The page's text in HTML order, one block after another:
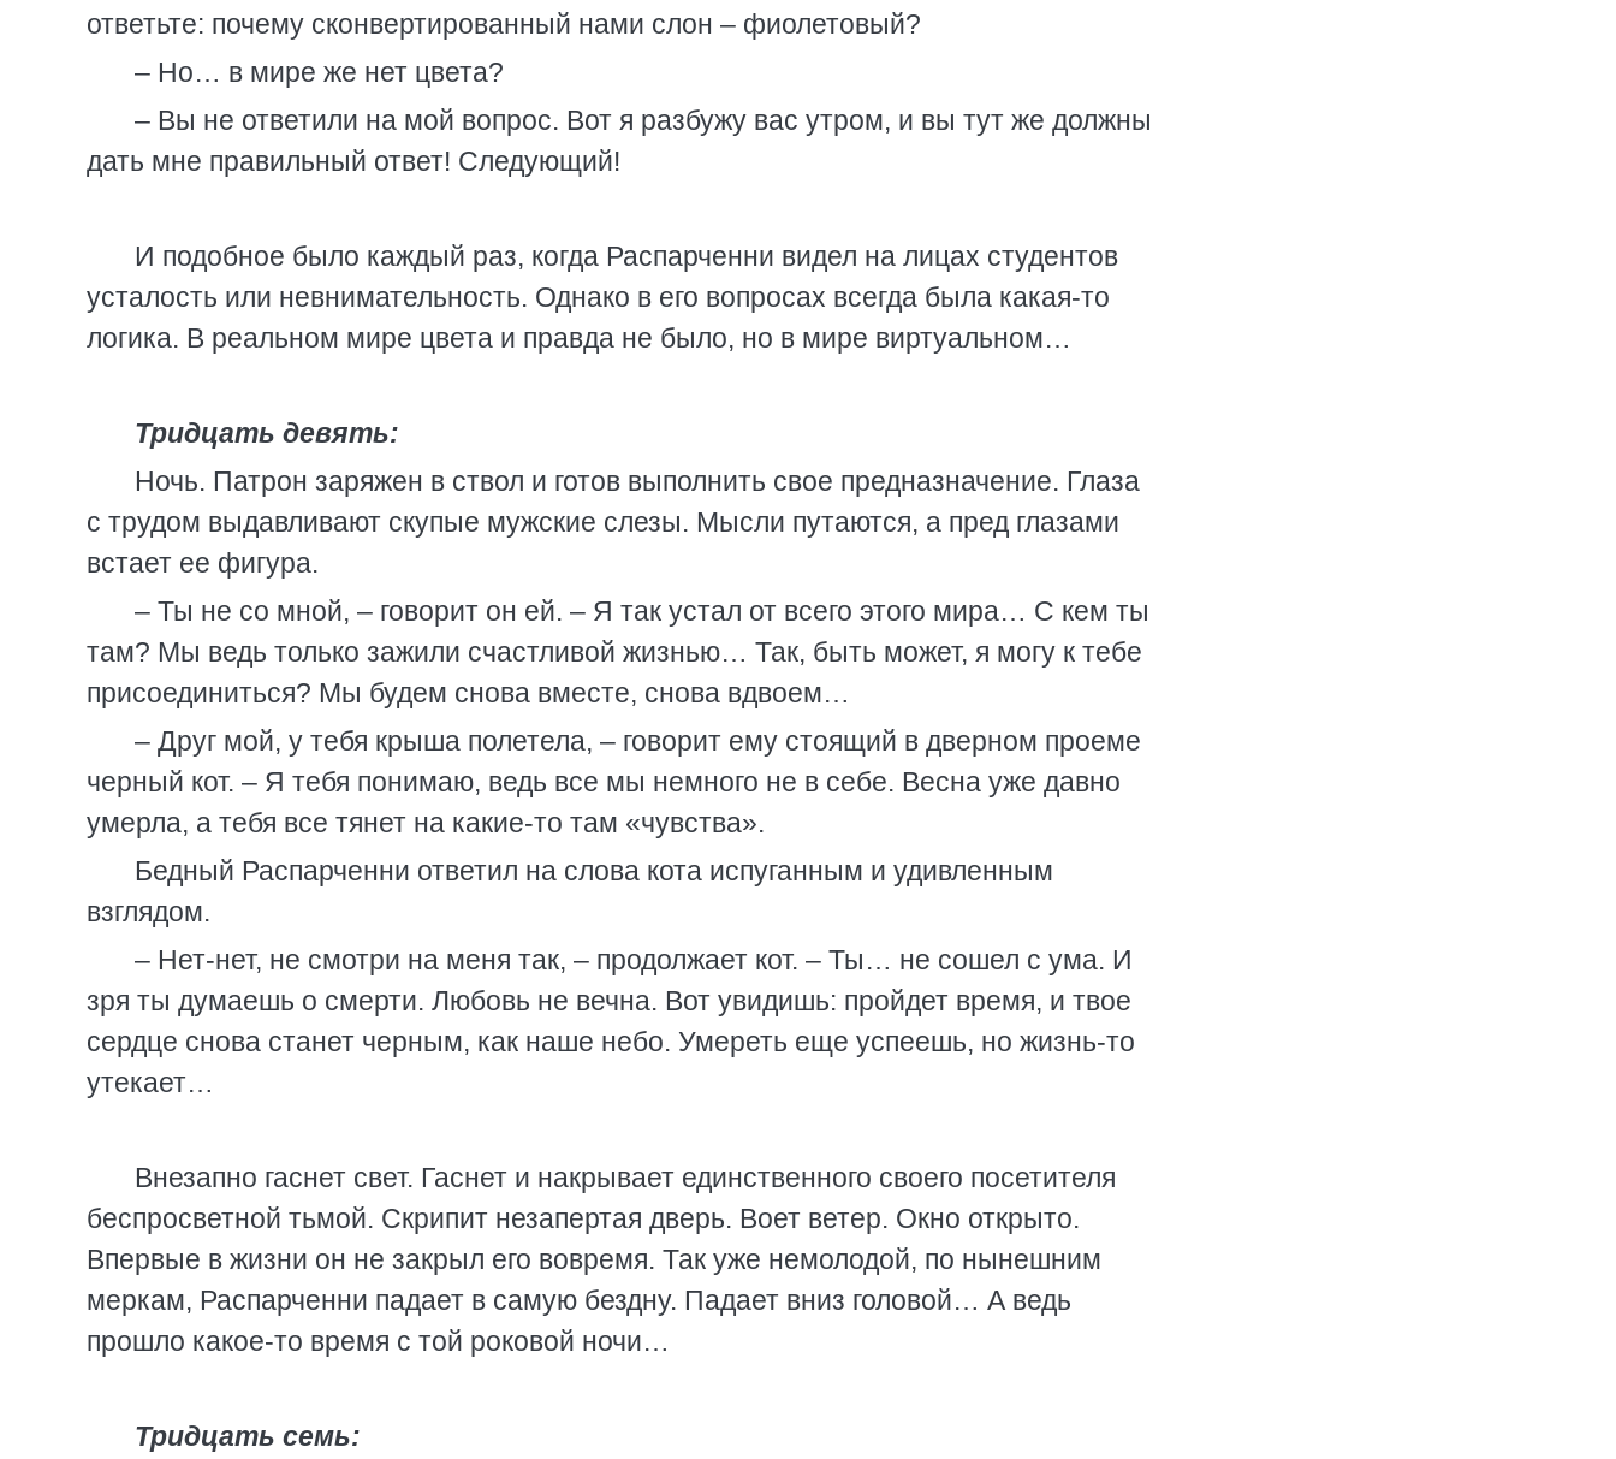
ответьте: почему сконвертированный нами слон – фиолетовый?
– Но… в мире же нет цвета?
– Вы не ответили на мой вопрос. Вот я разбужу вас утром, и вы тут же должны
дать мне правильный ответ! Следующий!
И подобное было каждый раз, когда Распарченни видел на лицах студентов
усталость или невнимательность. Однако в его вопросах всегда была какая-то
логика. В реальном мире цвета и правда не было, но в мире виртуальном…
Тридцать девять:
Ночь. Патрон заряжен в ствол и готов выполнить свое предназначение. Глаза
с трудом выдавливают скупые мужские слезы. Мысли путаются, а пред глазами
встает ее фигура.
– Ты не со мной, – говорит он ей. – Я так устал от всего этого мира… С кем ты
там? Мы ведь только зажили счастливой жизнью… Так, быть может, я могу к тебе
присоединиться? Мы будем снова вместе, снова вдвоем…
– Друг мой, у тебя крыша полетела, – говорит ему стоящий в дверном проеме
черный кот. – Я тебя понимаю, ведь все мы немного не в себе. Весна уже давно
умерла, а тебя все тянет на какие-то там «чувства».
Бедный Распарченни ответил на слова кота испуганным и удивленным
взглядом.
– Нет-нет, не смотри на меня так, – продолжает кот. – Ты… не сошел с ума. И
зря ты думаешь о смерти. Любовь не вечна. Вот увидишь: пройдет время, и твое
сердце снова станет черным, как наше небо. Умереть еще успеешь, но жизнь-то
утекает…
Внезапно гаснет свет. Гаснет и накрывает единственного своего посетителя
беспросветной тьмой. Скрипит незапертая дверь. Воет ветер. Окно открыто.
Впервые в жизни он не закрыл его вовремя. Так уже немолодой, по нынешним
меркам, Распарченни падает в самую бездну. Падает вниз головой… А ведь
прошло какое-то время с той роковой ночи…
Тридцать семь: